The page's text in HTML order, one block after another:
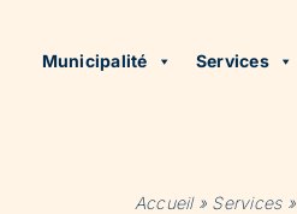
Municipalité Services
Accueil» Services»